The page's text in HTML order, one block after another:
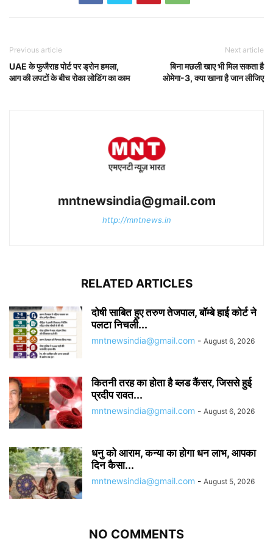
Previous article
UAE के फुजैराह पोर्ट पर ड्रोन हमला,
आग की लपटों के बीच रोका लोडिंग का काम
Next article
बिना मछली खाए भी मिल सकता है
ओमेगा-3, क्या खाना है जान लीजिए
mntnewsindia@gmail.com
http://mntnews.in
RELATED ARTICLES
दोषी साबित हुए तरुण तेजपाल, बॉम्बे हाई कोर्ट ने
पलटा निचली...
mntnewsindia@gmail.com - August 6, 2026
कितनी तरह का होता है ब्लड कैंसर, जिससे हुई
प्रदीप रावत...
mntnewsindia@gmail.com - August 6, 2026
धनु को आराम, कन्या का होगा धन लाभ, आपका
दिन कैसा...
mntnewsindia@gmail.com - August 5, 2026
NO COMMENTS